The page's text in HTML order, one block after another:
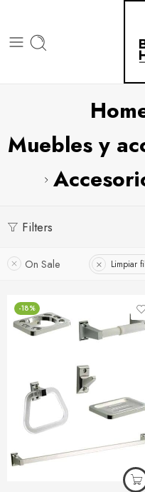
Muebles y
Filters
On Sale Limpiar
-18%